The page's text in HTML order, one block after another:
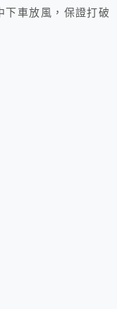
下車放風，保證打破